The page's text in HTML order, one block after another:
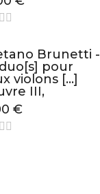
Brunetti -
pour
violons […]
III,
€